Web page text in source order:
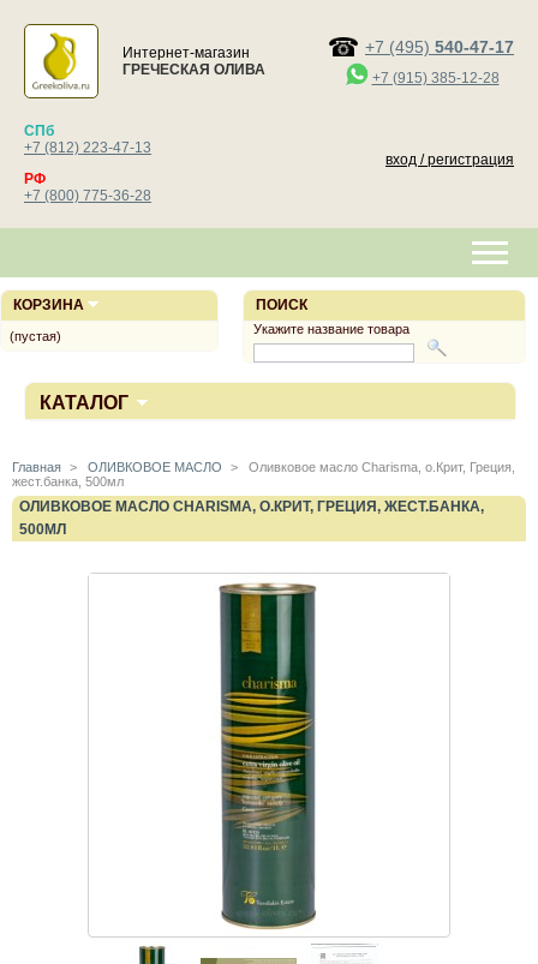
Интернет-магазин
ГРЕЧЕСКАЯ ОЛИВА
+7 (495) 540-47-17
+7 (915) 385-12-28
СПб
+7 (812) 223-47-13
РФ
+7 (800) 775-36-28
вход / регистрация
КАТАЛОГ
Главная > ОЛИВКОВОЕ МАСЛО >
Оливковое масло Charisma, о.Крит, Греция,
жест.банка, 500мл
ОЛИВКОВОЕ МАСЛО CHARISMA, О.КРИТ, ГРЕЦИЯ, ЖЕСТ.БАНКА,
500МЛ
ПОИСК
Укажите название товара
КОРЗИНА
(пустая)